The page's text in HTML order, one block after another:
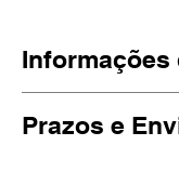
Informações
BMW 335i e90,
Prazos e